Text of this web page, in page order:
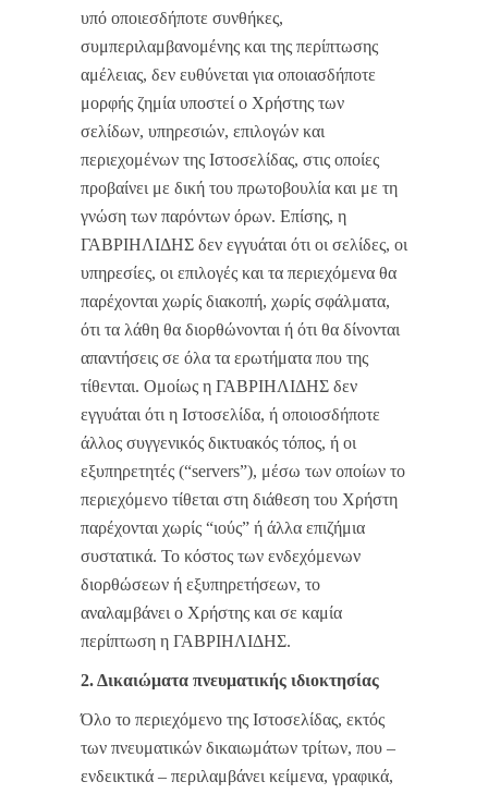
υπό οποιεσδήποτε συνθήκες,
συμπεριλαμβανομένης και της περίπτωσης
αμέλειας, δεν ευθύνεται για οποιασδήποτε
μορφής ζημία υποστεί ο Χρήστης των
σελίδων, υπηρεσιών, επιλογών και
περιεχομένων της Ιστοσελίδας, στις οποίες
προβαίνει με δική του πρωτοβουλία και με τη
γνώση των παρόντων όρων. Επίσης, η
ΓΑΒΡΙΗΛΙΔΗΣ δεν εγγυάται ότι οι σελίδες, οι
υπηρεσίες, οι επιλογές και τα περιεχόμενα θα
παρέχονται χωρίς διακοπή, χωρίς σφάλματα,
ότι τα λάθη θα διορθώνονται ή ότι θα δίνονται
απαντήσεις σε όλα τα ερωτήματα που της
τίθενται. Ομοίως η ΓΑΒΡΙΗΛΙΔΗΣ δεν
εγγυάται ότι η Ιστοσελίδα, ή οποιοσδήποτε
άλλος συγγενικός δικτυακός τόπος, ή οι
εξυπηρετητές (“servers”), μέσω των οποίων το
περιεχόμενο τίθεται στη διάθεση του Χρήστη
παρέχονται χωρίς “ιούς” ή άλλα επιζήμια
συστατικά. Το κόστος των ενδεχόμενων
διορθώσεων ή εξυπηρετήσεων, το
αναλαμβάνει ο Χρήστης και σε καμία
περίπτωση η ΓΑΒΡΙΗΛΙΔΗΣ.
2. Δικαιώματα πνευματικής ιδιοκτησίας
Όλο το περιεχόμενο της Ιστοσελίδας, εκτός
των πνευματικών δικαιωμάτων τρίτων, που –
ενδεικτικά – περιλαμβάνει κείμενα, γραφικά,